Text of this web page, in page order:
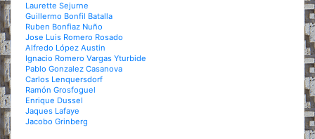
Laurette Sejurne
Guillermo Bonfil Batalla
Ruben Bonfiaz Nuño
Jose Luis Romero Rosado
Alfredo López Austin
Ignacio Romero Vargas Yturbide
Pablo Gonzalez Casanova
Carlos Lenquersdorf
Ramón Grosfoguel
Enrique Dussel
Jaques Lafaye
Jacobo Grinberg